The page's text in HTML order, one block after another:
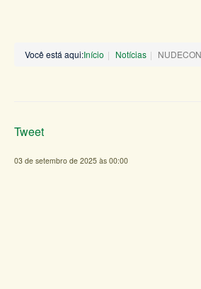
Você está aqui:Início Notícias
Tweet
03 de setembro de 2025 às 00:00